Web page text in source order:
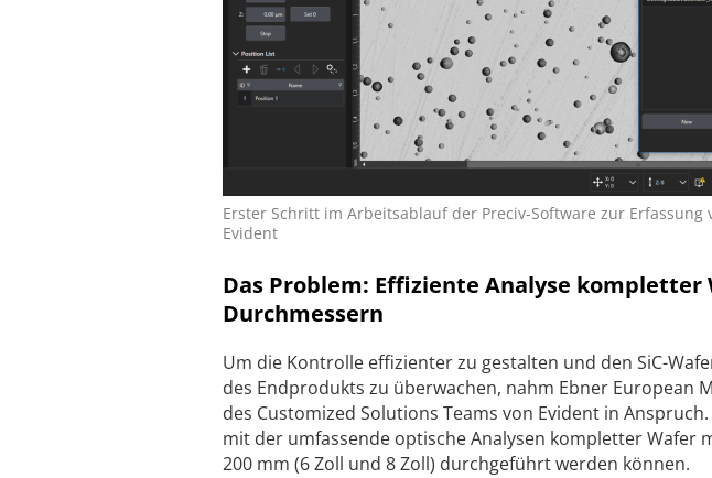
Erster Schritt im Arbeitsablauf der Preciv-Software zur
Evident
Das Problem: Effiziente Analyse
Durchmessern
Um die Kontrolle effizienter zu gestalten und den SiC-
des Endprodukts zu überwachen, nahm Ebner European
des Customized Solutions Teams von Evident in
mit der umfassende optische Analysen kompletter Wafer
200 mm (6 Zoll und 8 Zoll) durchgeführt werden können.